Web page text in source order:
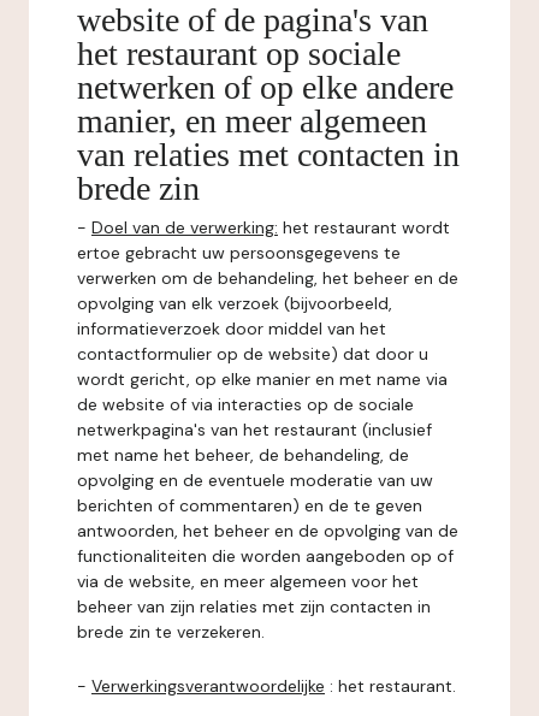
website of de pagina's van
het restaurant op sociale
netwerken of op elke andere
manier, en meer algemeen
van relaties met contacten in
brede zin
- Doel van de verwerking: het restaurant wordt
ertoe gebracht uw persoonsgegevens te
verwerken om de behandeling, het beheer en de
opvolging van elk verzoek (bijvoorbeeld,
informatieverzoek door middel van het
contactformulier op de website) dat door u
wordt gericht, op elke manier en met name via
de website of via interacties op de sociale
netwerkpagina's van het restaurant (inclusief
met name het beheer, de behandeling, de
opvolging en de eventuele moderatie van uw
berichten of commentaren) en de te geven
antwoorden, het beheer en de opvolging van de
functionaliteiten die worden aangeboden op of
via de website, en meer algemeen voor het
beheer van zijn relaties met zijn contacten in
brede zin te verzekeren.
- Verwerkingsverantwoordelijke : het restaurant.